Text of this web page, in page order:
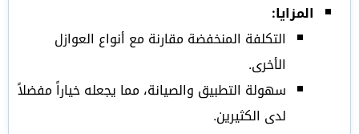
المزايا:
التكلفة المنخفضة مقارنة مع أنواع العوازل
الأخرى.
سهولة التطبيق والصيانة، مما يجعله خياراً مفضلاً
لدى الكثيرين.